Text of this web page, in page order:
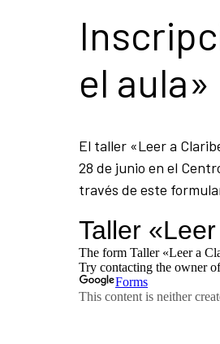
el aula»
El taller «Leer a
28 de junio en el
través de este